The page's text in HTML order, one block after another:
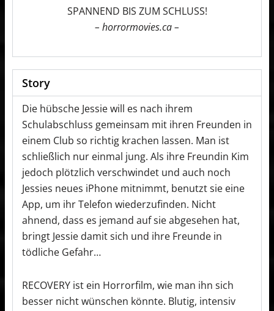
SPANNEND BIS ZUM SCHLUSS!
– horrormovies.ca –
Story
Die hübsche Jessie will es nach ihrem
Schulabschluss gemeinsam mit ihren Freunden in
einem Club so richtig krachen lassen. Man ist
schließlich nur einmal jung. Als ihre Freundin Kim
jedoch plötzlich verschwindet und auch noch
Jessies neues iPhone mitnimmt, benutzt sie eine
App, um ihr Telefon wiederzufinden. Nicht
ahnend, dass es jemand auf sie abgesehen hat,
bringt Jessie damit sich und ihre Freunde in
tödliche Gefahr…
RECOVERY ist ein Horrorfilm, wie man ihn sich
besser nicht wünschen könnte. Blutig, intensiv